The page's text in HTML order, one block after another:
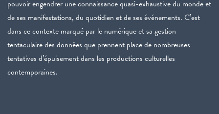
pouvoir engendrer une connaissance quasi-exhaustive du monde et
de ses manifestations, du quotidien et de ses événements. C’est
dans ce contexte marqué par le numérique et sa gestion
tentaculaire des données que prennent place de nombreuses
tentatives d’épuisement dans les productions culturelles
contemporaines.